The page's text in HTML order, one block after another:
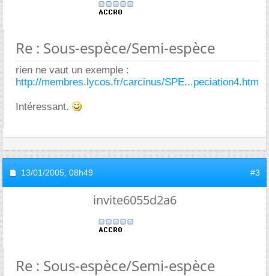
Re : Sous-espèce/Semi-espèce
rien ne vaut un exemple :
http://membres.lycos.fr/carcinus/SPE...peciation4.htm
Intéressant.
13/01/2005, 08h49 #3
invite6055d2a6
Re : Sous-espèce/Semi-espèce